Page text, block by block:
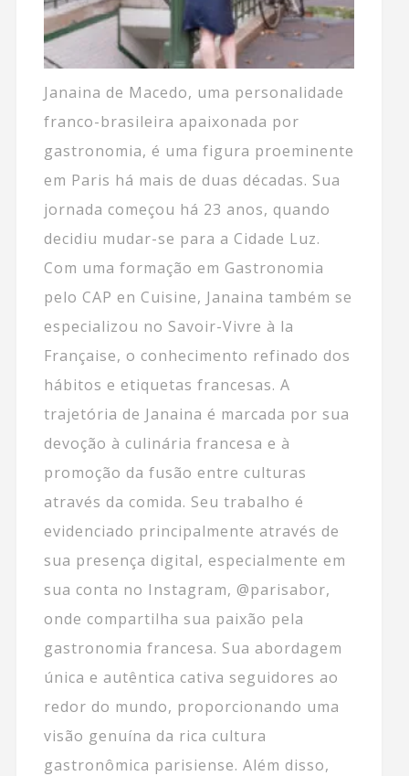
Janaina de Macedo, uma personalidade
franco-brasileira apaixonada por
gastronomia, é uma figura proeminente
em Paris há mais de duas décadas. Sua
jornada começou há 23 anos, quando
decidiu mudar-se para a Cidade Luz.
Com uma formação em Gastronomia
pelo CAP en Cuisine, Janaina também se
especializou no Savoir-Vivre à la
Française, o conhecimento refinado dos
hábitos e etiquetas francesas. A
trajetória de Janaina é marcada por sua
devoção à culinária francesa e à
promoção da fusão entre culturas
através da comida. Seu trabalho é
evidenciado principalmente através de
sua presença digital, especialmente em
sua conta no Instagram, @parisabor,
onde compartilha sua paixão pela
gastronomia francesa. Sua abordagem
única e autêntica cativa seguidores ao
redor do mundo, proporcionando uma
visão genuína da rica cultura
gastronômica parisiense. Além disso,